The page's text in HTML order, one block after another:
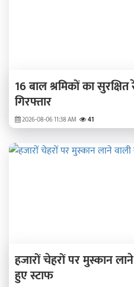
16 बाल श्रमिकों का
गिरफ्तार
2026-08-06 11:38 AM 41
हजारों चेहरों पर मुस्कान
हुए स्टाफ